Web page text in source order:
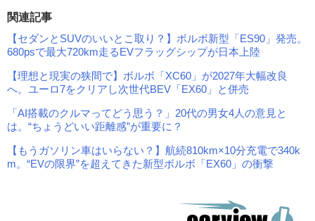
関連記事
【セダンとSUVのいいとこ取り？】ボルボ新型「ES90」発売。
680psで最大720km走るEVフラッグシップが日本上陸
【理想と現実の狭間で】ボルボ「XC60」が2027年大幅改良
へ。ユーロ7をクリアし次世代BEV「EX60」と併売
「AI搭載のクルマってどう思う？」20代の男女4人の意見と
は。“ちょうどいい距離感”が重要に？
【もうガソリン車はいらない？】航続810km×10分充電で340k
m。“EVの限界”を超えてきた新型ボルボ「EX60」の衝撃